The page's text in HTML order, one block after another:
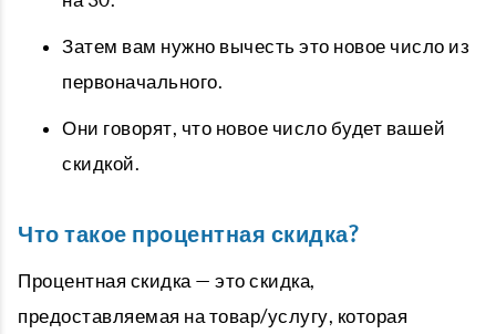
Затем вам нужно вычесть это новое число из
первоначального.
Они говорят, что новое число будет вашей
скидкой.
Что такое процентная скидка?
Процентная скидка — это скидка,
предоставляемая на товар/услугу, которая